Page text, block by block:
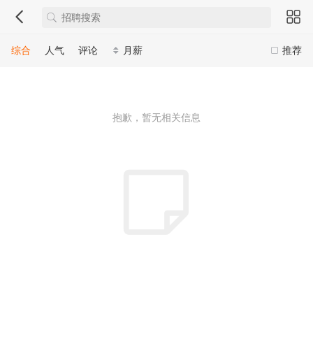
推荐
综合 人气 评论 月薪
抱歉，暂无相关信息